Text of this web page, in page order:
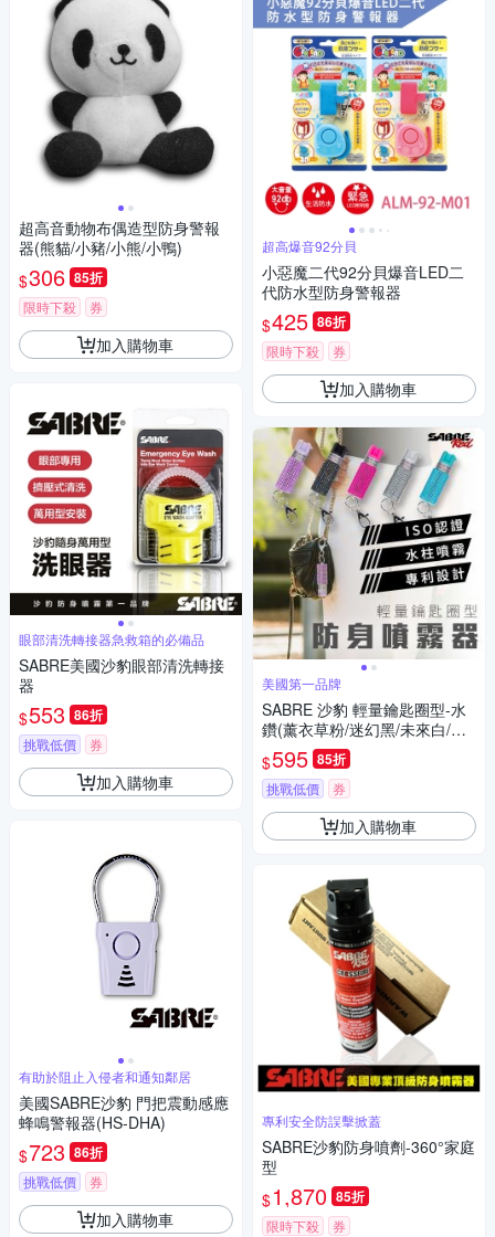
超高音動物布偶造型防身警報
器(熊貓/小豬/小熊/小鴨)
$306 85折
限時下殺 券
加入購物車
眼部清洗轉接器急救箱的必備品
SABRE美國沙豹眼部清洗轉接
器
$553 86折
挑戰低價 券
加入購物車
有助於阻止入侵者和通知鄰居
美國SABRE沙豹 門把震動感應
蜂鳴警報器(HS-DHA)
$723 86折
挑戰低價 券
加入購物車
超高爆音92分貝
小惡魔二代92分貝爆音LED二
代防水型防身警報器
$425 86折
限時下殺 券
加入購物車
美國第一品牌
SABRE 沙豹 輕量鑰匙圈型-水
鑽(薰衣草粉/迷幻黑/未來白/活
力粉紅/薄荷青)
$595 85折
挑戰低價 券
加入購物車
專利安全防誤擊掀蓋
SABRE沙豹防身噴劑-360°家庭
型
$1,870 85折
限時下殺 券